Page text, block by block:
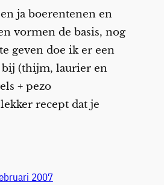
ja boerentenen en
vormen de basis, nog
geven doe ik er een
bij (thijm, laurier en
+ pezo
recept dat je
2007